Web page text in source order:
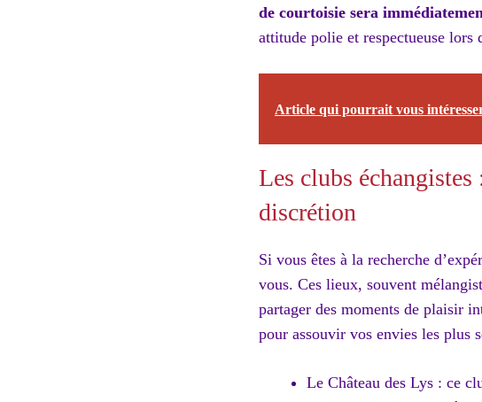
de courtoisie sera
attitude polie et respectueuse lors
Article qui pourrait vous
Les clubs
discrétion
Si vous êtes à la recherche
vous. Ces lieux, souvent
partager des moments de plaisir
pour assouvir vos envies les plus
Le Château des Lys : ce